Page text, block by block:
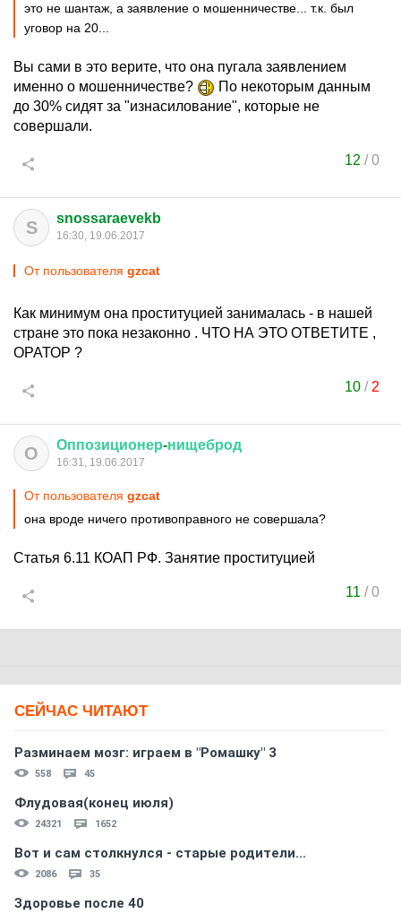
это не шантаж, а заявление о мошенничестве... т.к. был
уговор на 20...
Вы сами в это верите, что она пугала заявлением
именно о мошенничестве?
По некоторым данным
до 30% сидят за "изнасилование", которые не
совершали.
12 /0
S snossaraevekb
16:30, 19.06.2017
От пользователя gzcat
Как минимум она проституцией занималась - в нашей
стране это пока незаконно . ЧТО НА ЭТО ОТВЕТИТЕ ,
ОРАТОР ?
10 / 2
О Оппозиционер-нищеброд
16:31, 19.06.2017
От пользователя gzcat
она вроде ничего противоправного не совершала?
Статья 6.11 КОАП РФ. Занятие проституцией
11 /0
СЕЙЧАС ЧИТАЮТ
Разминаем мозг: играем в "Ромашку" 3
558 45
Флудовая(конец июля)
24321 1652
Вот и сам столкнулся - старые родители...
2086 35
Здоровье после 40